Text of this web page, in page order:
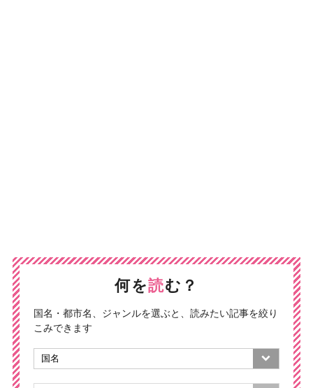
何を読む？
国名・都市名、ジャンルを選ぶと、読みたい記事を絞り
こみできます